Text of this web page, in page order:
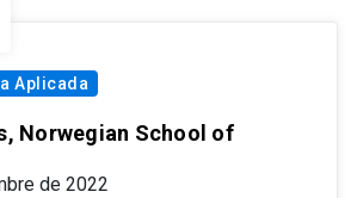
Aplicada
Norwegian School of
de 2022